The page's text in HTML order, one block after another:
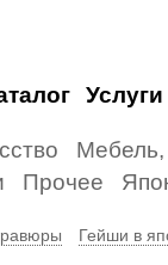
Прочее
Гейши в